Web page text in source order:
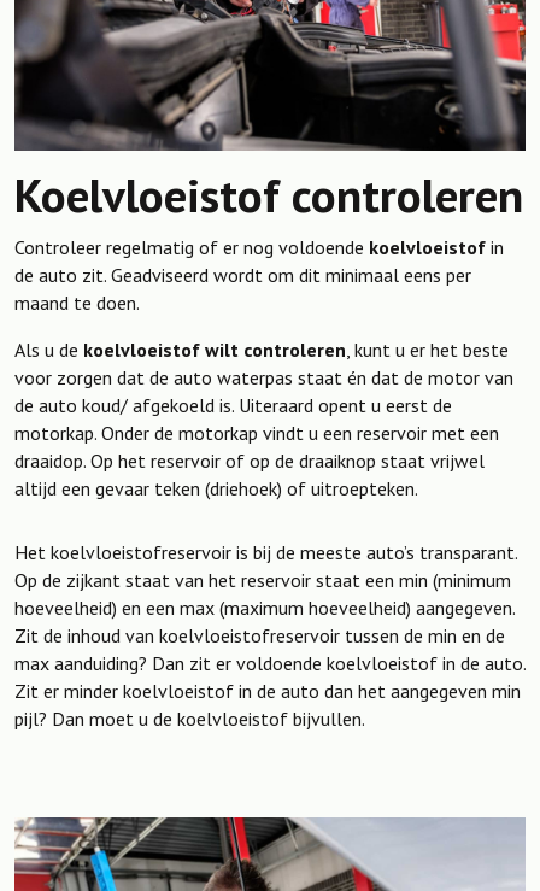
Koelvloeistof controleren
Controleer regelmatig of er nog voldoende koelvloeistof in
de auto zit. Geadviseerd wordt om dit minimaal eens per
maand te doen.
Als u de koelvloeistof wilt controleren , kunt u er het beste
voor zorgen dat de auto waterpas staat én dat de motor van
de auto koud/ afgekoeld is. Uiteraard opent u eerst de
motorkap. Onder de motorkap vindt u een reservoir met een
draaidop. Op het reservoir of op de draaiknop staat vrijwel
altijd een gevaar teken (driehoek) of uitroepteken.
Het koelvloeistofreservoir is bij de meeste auto’s transparant.
Op de zijkant staat van het reservoir staat een min (minimum
hoeveelheid) en een max (maximum hoeveelheid) aangegeven.
Zit de inhoud van koelvloeistofreservoir tussen de min en de
max aanduiding? Dan zit er voldoende koelvloeistof in de auto.
Zit er minder koelvloeistof in de auto dan het aangegeven min
pijl? Dan moet u de koelvloeistof bijvullen.